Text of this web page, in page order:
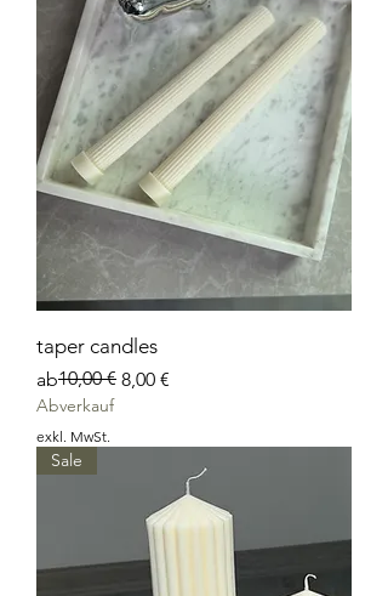
taper candles
ab
Standardpreis
10,00 € 8,00 €
Sale-Preis
Abverkauf
exkl. MwSt.
Sale